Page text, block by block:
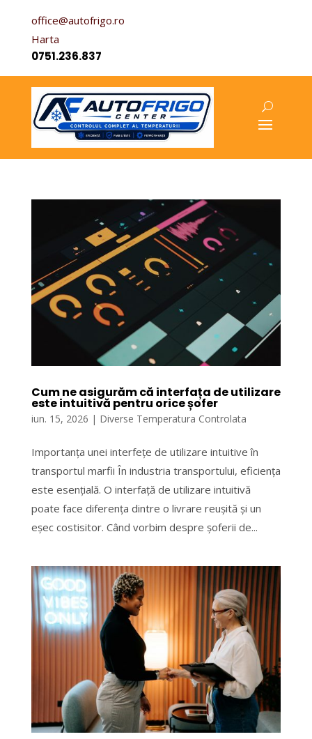
office@autofrigo.ro
Harta
0751.236.837
Cum ne asigurăm că interfața de utilizare
este intuitivă pentru orice șofer
iun. 15, 2026 | Diverse Temperatura Controlata
Importanța unei interfețe de utilizare intuitive în
transportul marfii În industria transportului, eficiența
este esențială. O interfață de utilizare intuitivă
poate face diferența dintre o livrare reușită și un
eșec costisitor. Când vorbim despre șoferii de...